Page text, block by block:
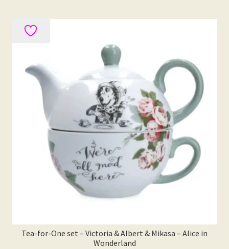
Tea-for-One set – Victoria & Albert & Mikasa – Alice in
Wonderland